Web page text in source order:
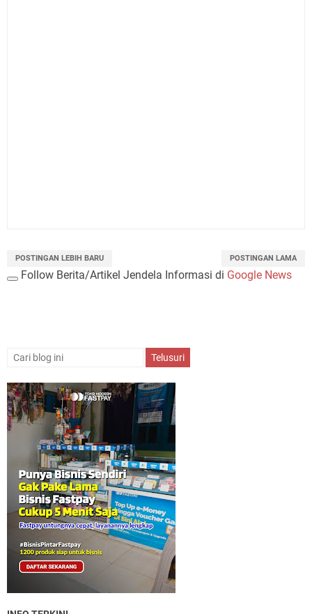
POSTINGAN LEBIH BARU POSTINGAN LAMA
Follow Berita/Artikel Jendela Informasi di Google News